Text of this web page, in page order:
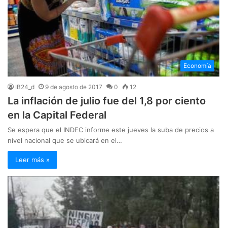
Economía
IB24_d 9 de agosto de 2017 0 12
La inflación de julio fue del 1,8 por ciento
en la Capital Federal
Se espera que el INDEC informe este jueves la suba de precios a
nivel nacional que se ubicará en el…
Leer más »